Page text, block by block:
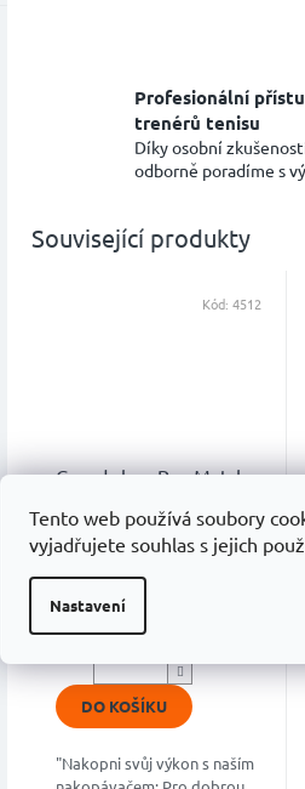
Tento web používá soubory
vyjadřujete souhlas s jejich
Nastavení
Profesionální
trenérů tenisu
Díky osobní
odborně poradíme s
Související produkty
Grand slam Pre-Match
Průměrné
hodnocení
produktu
z
5
hvězdiček.
Skladem
590 Kč
DO KOŠÍKU
"Nakopni svůj výkon s naším
Kód: 4512